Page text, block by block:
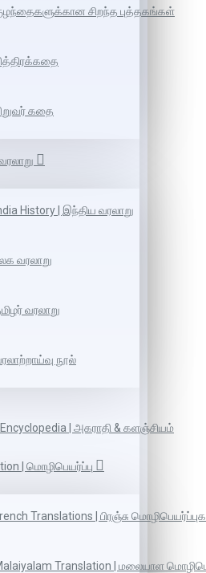
சிறந்த புத்தகங்கள்
கதை
History | இந்திய வரலாறு
வரலாறு
வரலாறு
நூல்
| அகராதி & களஞ்சியம்
| மொழிபெயர்ப்பு
Translations | பிரஞ்சு
Translation | மலையாள